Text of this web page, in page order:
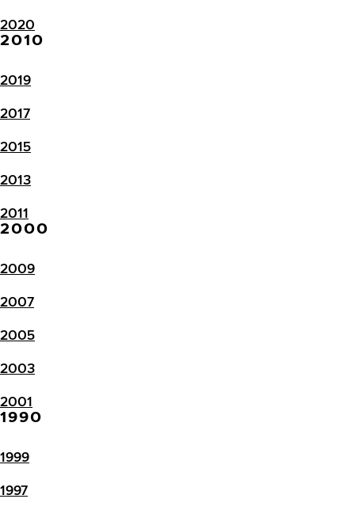
2020
2010
2019
2017
2015
2013
2011
2000
2009
2007
2005
2003
2001
1990
1999
1997